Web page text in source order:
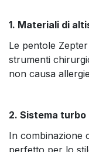
1. Materiali di
Le pentole
strumenti
non causa
2. Sistema
In combinazione